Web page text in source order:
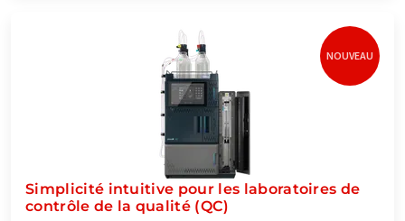
NOUVEAU
Simplicité intuitive pour les laboratoires de
contrôle de la qualité (QC)